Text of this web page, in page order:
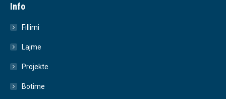
Info
Fillimi
Lajme
Projekte
Botime